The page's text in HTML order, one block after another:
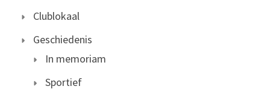
Clublokaal
Geschiedenis
In memoriam
Sportief